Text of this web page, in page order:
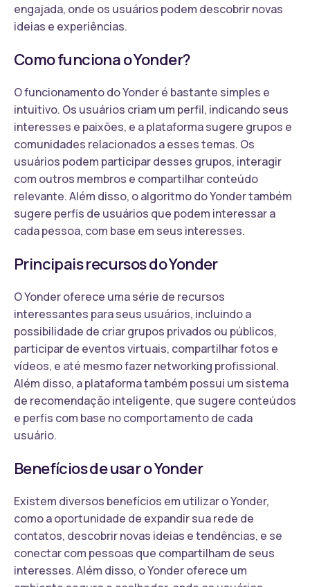
engajada, onde os usuários podem descobrir novas
ideias e experiências.
Como funciona o Yonder?
O funcionamento do Yonder é bastante simples e
intuitivo. Os usuários criam um perfil, indicando seus
interesses e paixões, e a plataforma sugere grupos e
comunidades relacionados a esses temas. Os
usuários podem participar desses grupos, interagir
com outros membros e compartilhar conteúdo
relevante. Além disso, o algoritmo do Yonder também
sugere perfis de usuários que podem interessar a
cada pessoa, com base em seus interesses.
Principais recursos do Yonder
O Yonder oferece uma série de recursos
interessantes para seus usuários, incluindo a
possibilidade de criar grupos privados ou públicos,
participar de eventos virtuais, compartilhar fotos e
vídeos, e até mesmo fazer networking profissional.
Além disso, a plataforma também possui um sistema
de recomendação inteligente, que sugere conteúdos
e perfis com base no comportamento de cada
usuário.
Benefícios de usar o Yonder
Existem diversos benefícios em utilizar o Yonder,
como a oportunidade de expandir sua rede de
contatos, descobrir novas ideias e tendências, e se
conectar com pessoas que compartilham de seus
interesses. Além disso, o Yonder oferece um